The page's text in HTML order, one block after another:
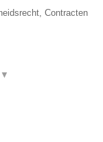
Contracten
▼